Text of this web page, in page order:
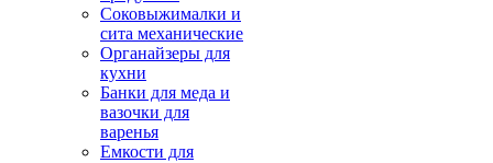
Соковыжималки и
сита механические
Органайзеры для
кухни
Банки для меда и
вазочки для
варенья
Емкости для